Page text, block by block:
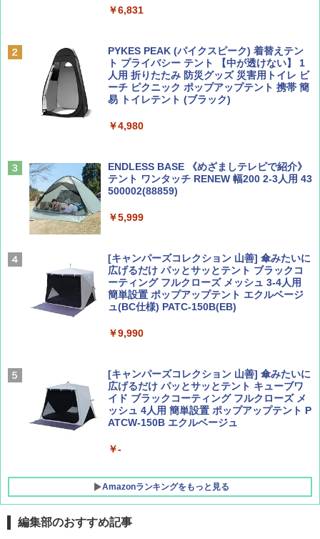
￥713
AIRLINE（エアライン）2026年9月号【特
集】ボーイング110周年を祝して！
￥1,760
￥2,695
ァキア 2026～2027 地球の歩き方A ヨーロッ
￥2,277
A09 地球の歩き方 イタリア 2026～2027 地
球の歩き方A ヨーロッパ
￥2,479
￥6,831
PYKES PEAK (パイクスピーク) 着替えテン
ト プライバシー テント 【中が透けない】 1
人用 折りたたみ 防災グッズ 災害用トイレ ビ
ーチ ピクニック ポップアップテント 携帯 簡
易 トイレテント (ブラック)
￥4,980
ENDLESS BASE 《めざましテレビで紹介》
テント ワンタッチ RENEW 幅200 2-3人用 43
500002(88859)
￥5,999
[キャンパーズコレクション 山善] 傘みたいに
広げるだけ パッとサッとテント ブラックコ
ーティング フルクローズ メッシュ 3-4人用
簡単設置 ポップアップテント エクルベージ
ュ(BC仕様) PATC-150B(EB)
￥9,990
[キャンパーズコレクション 山善] 傘みたいに
広げるだけ パッとサッとテント キューブワ
イド ブラックコーティング フルクローズ メ
ッシュ 4人用 簡単設置 ポップアップテント P
ATCW-150B エクルベージュ
￥-
Amazonランキングをもっと見る
編集部のおすすめ記事